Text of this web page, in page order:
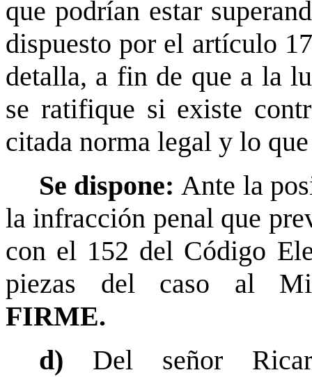
que podrían estar
dispuesto por el artículo
detalla, a fin de que a la
se ratifique si existe
citada norma legal y lo
Se dispone:Ante la
la infracción penal que
con el 152 del Código
piezas del caso al
FIRME.
d) Del señor